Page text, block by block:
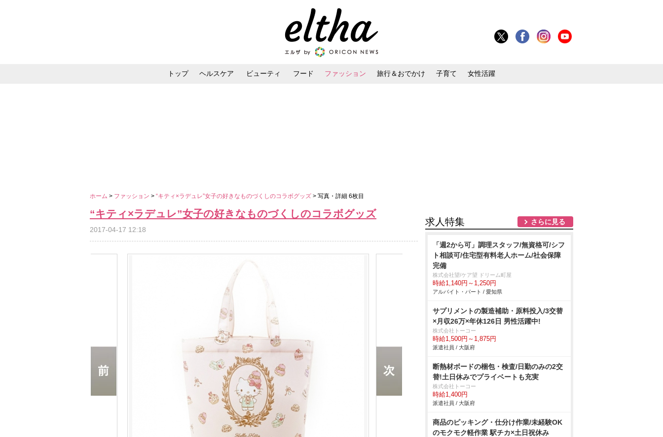
トップ ヘルスケア ビューティ フード ファッション 旅行＆おでかけ 子育て 女性活躍
ホーム > ファッション > “キティ×ラデュレ”女子の好きなものづくしのコラボグッズ > 写真・詳細 6枚目
“キティ×ラデュレ”女子の好きなものづくしのコラボグッズ
2017-04-17 12:18
求人特集 さらに見る
「週2から可」調理スタッフ/無資格可/シフ
ト相談可/住宅型有料老人ホーム/社会保障
完備
株式会社望/ケア望 ドリーム町屋
時給1,140円～1,250円
アルバイト・パート / 愛知県
サプリメントの製造補助・原料投入/3交替
×月収26万×年休126日 男性活躍中!
株式会社トーコー
時給1,500円～1,875円
派遣社員 / 大阪府
断熱材ボードの梱包・検査/日勤のみの2交
替!土日休みでプライベートも充実
株式会社トーコー
時給1,400円
派遣社員 / 大阪府
商品のピッキング・仕分け作業/未経験OK
のモクモク軽作業 駅チカ×土日祝休み